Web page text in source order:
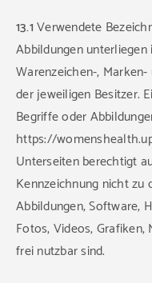
13.1Verwendete
Abbildungen
Warenzeichen-,
der jeweiligen Besitzer.
Begriffe oder
https://
Unterseiten berechtigt
Kennzeichnung nicht zu
Abbildungen, Software,
Fotos, Videos,
frei nutzbar sind.